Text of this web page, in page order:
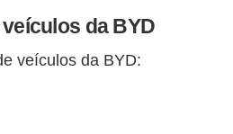
da BYD
veículos da BYD: